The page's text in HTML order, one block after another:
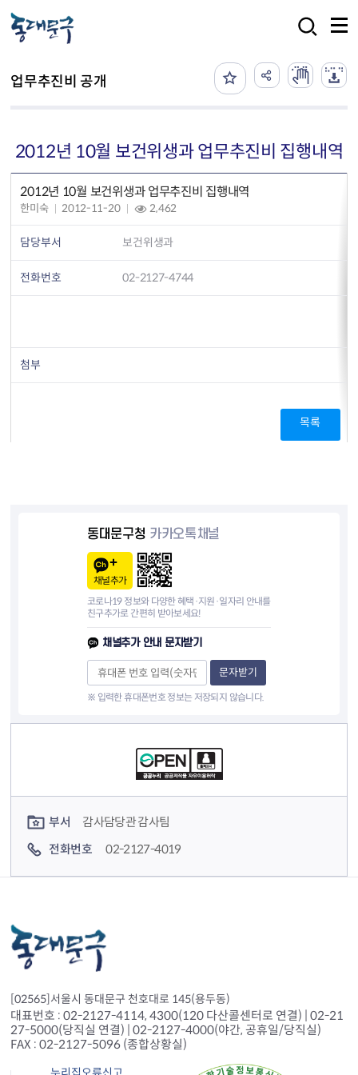
업무추진비 공개
2012년 10월 보건위생과 업무추진비 집행내역
2012년 10월 보건위생과 업무추진비 집행내역
한미숙 2012-11-20 2,462
담당부서 보건위생과
전화번호 02-2127-4744
첨부
목록
동대문구청 카카오톡채널
채널추가
코로나19 정보와 다양한 혜택·지원·일자리 안내를
친구추가로 간편히 받아보세요!
채널추가 안내 문자받기
문자받기
※ 입력한 휴대폰번호 정보는 저장되지 않습니다.
부서
감사담당관 감사팀
전화번호
02-2127-4019
[02565]서울시 동대문구 천호대로 145(용두동)
대표번호 : 02-2127-4114, 4300(120 다산콜센터로 연결) | 02-21
27-5000(당직실 연결) | 02-2127-4000(야간, 공휴일/당직실)
FAX : 02-2127-5096 (종합상황실)